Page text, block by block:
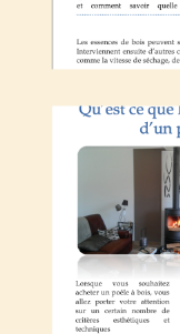
Qu’est-ce